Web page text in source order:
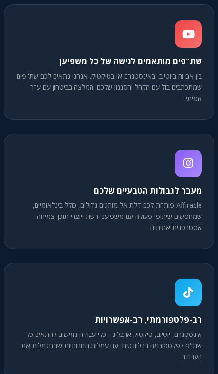
שת"פים מותאמים לנישה של כל משפיען
בין אם זה ביוטיוב, באינסטגרם או בטיקטוק, אנחנו נתאים לכם שת"פים
שמתכתבים בול עם הקהל והסגנון שלכם. המלצה בביטחון עם ערך
אמיתי.
מעבר לגבולות הטבעיים שלכם
Affiracle פותחת לכם דלת אל מותגים גדולים, כולל בינלאומיים,
שמחפשים שיתופי פעולה עם משפיעני רשת ויוצרי תוכן. צמיחה
אסטרטגית אמיתית.
רב-פלטפורמתי, רב-אפשרויות
אינסטגרם, יוטיוב, טיקטוק או בלוג - כלי עבודה גמישים להתאים כל
שת"פ לפלטפורמה הרלוונטית. עם עמלות תחרותיות שמתגמלות את
העבודה.